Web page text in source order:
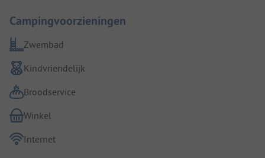
Campingvoorzieningen
Zwembad
Kindvriendelijk
Broodservice
Winkel
Internet